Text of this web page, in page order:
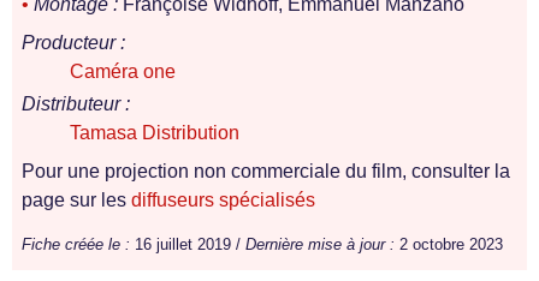
• Montage : Françoise Widhoff, Emmanuel Manzano
Producteur :
Caméra one
Distributeur :
Tamasa Distribution
Pour une projection non commerciale du film, consulter la
page sur les diffuseurs spécialisés
Fiche créée le : 16 juillet 2019 / Dernière mise à jour : 2 octobre 2023